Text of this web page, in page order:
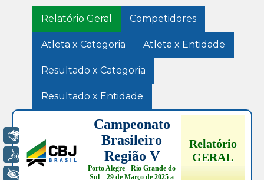
Relatório Geral Competidores
Atleta x Categoria Atleta x Entidade
Resultado x Categoria
Resultado x Entidade
Voz
+ Acessibilidade